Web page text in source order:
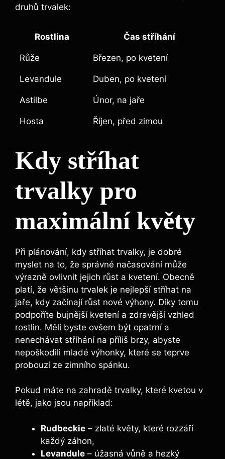
druhů trvalek:
Rostlina Čas stříhání
Růže Březen, po kvetení
Levandule Duben, po kvetení
Astilbe Únor, na jaře
Hosta Říjen, před zimou
Kdy stříhat
trvalky pro
maximální květy
Při plánování, kdy stříhat trvalky, je dobré
myslet na to, že správné načasování může
výrazně ovlivnit jejich růst a kvetení. Obecně
platí, že většinu trvalek je nejlepší stříhat na
jaře, kdy začínají růst nové výhony. Díky tomu
podpoříte bujnější kvetení a zdravější vzhled
rostlin. Měli byste ovšem být opatrní a
nenechávat stříhání na příliš brzy, abyste
nepoškodili mladé výhonky, které se teprve
probouzí ze zimního spánku.
Pokud máte na zahradě trvalky, které kvetou v
létě, jako jsou například:
Rudbeckie – zlaté květy, které rozzáří
každý záhon,
Levandule – úžasná vůně a hezký